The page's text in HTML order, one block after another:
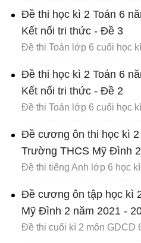
Đề thi học kì 2 Toán 6
Kết nối tri thức - Đề 3
Đề thi Toán lớp 6 cuối học
Đề thi học kì 2 Toán 6
Kết nối tri thức - Đề 2
Đề thi Toán lớp 6 cuối học
Đề cương ôn thi học kì
Trường THCS Mỹ Đình
Đề thi tiếng Anh lớp 6 học
Đề cương ôn tập học kì
Mỹ Đình 2 năm 2021 -
Đề thi cuối kì 2 môn GDCD